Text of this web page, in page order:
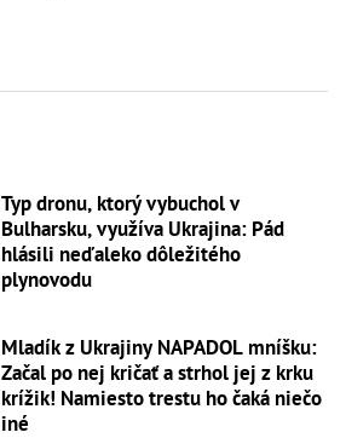
Typ dronu, ktorý vybuchol v
Bulharsku, využíva Ukrajina: Pád
hlásili neďaleko dôležitého
plynovodu
Mladík z Ukrajiny NAPADOL mníšku:
Začal po nej kričať a strhol jej z krku
krížik! Namiesto trestu ho čaká niečo
iné